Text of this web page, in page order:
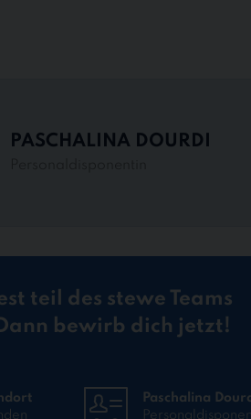
PASCHALINA DOURDI
teil des stewe Teams
bewirb dich jetzt!
Paschalina